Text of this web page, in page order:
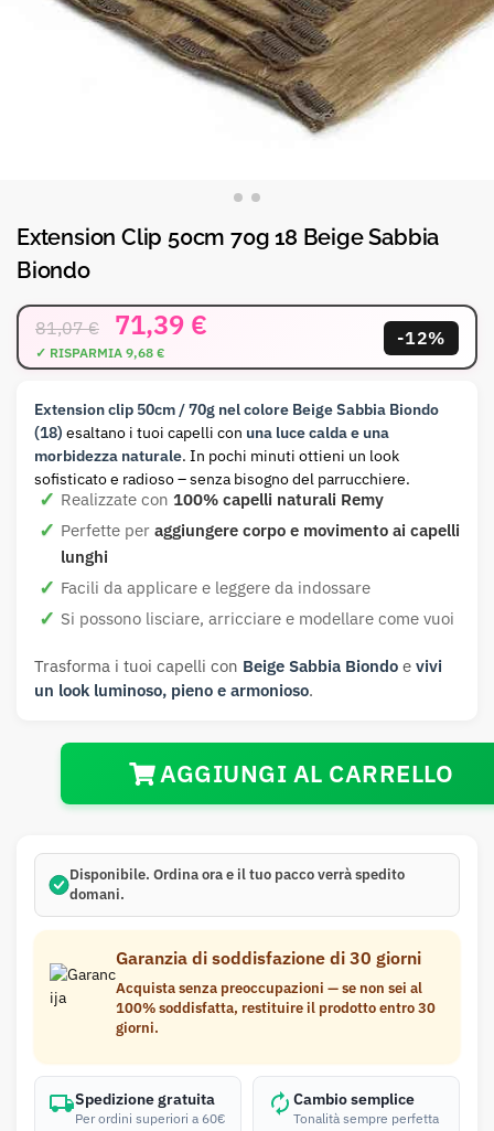
Extension Clip 50cm 70g 18 Beige Sabbia
Biondo
81,07€ 71,39 € -12%
Extension clip 50cm / 70g nel colore Beige Sabbia Biondo
(18) esaltano i tuoi capelli con una luce calda e una
morbidezza naturale. In pochi minuti ottieni un look
sofisticato e radioso – senza bisogno del parrucchiere.
Realizzate con 100% capelli naturali Remy
Perfette per aggiungere corpo e movimento ai capelli
lunghi
Facili da applicare e leggere da indossare
Si possono lisciare, arricciare e modellare come vuoi
Trasforma i tuoi capelli con Beige Sabbia Biondo e vivi
un look luminoso, pieno e armonioso.
AGGIUNGI AL CARRELLO
Disponibile. Ordina ora e il tuo pacco verrà spedito
domani.
Garanzia di soddisfazione di 30 giorni
Acquista senza preoccupazioni — se non sei al
100% soddisfatta, restituire il prodotto entro 30
giorni.
Spedizione gratuita
Per ordini superiori a 60€
Cambio semplice
Tonalità sempre perfetta